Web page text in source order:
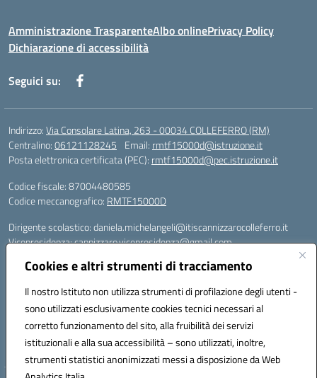
Cookies e altri strumenti di tracciamento
Il nostro Istituto non utilizza strumenti di profilazione degli utenti -
sono utilizzati esclusivamente cookies tecnici necessari al
corretto funzionamento del sito, alla fruibilità dei servizi
istituzionali e alla sua accessibilità – sono utilizzati, inoltre,
strumenti statistici anonimizzati messi a disposizione da Web
Amministrazione TrasparenteAlbo onlinePrivacy Policy
Dichiarazione di accessibilità
Seguici su:
Indirizzo:Via Consolare Latina, 263 - 00034 COLLEFERRO (RM)
Centralino:06121128245 Email: rmtf15000d@istruzione.it
Posta elettronica certificata (PEC): rmtf15000d@pec.istruzione.it
Codice fiscale: 87004480585
Codice meccanografico: RMTF15000D
Dirigente scolastico: daniela.michelangeli@itiscannizzarocolleferro.it
Vicepresidenza: cannizzaro.vicepresidenza@gmail.com
Supporto piattaforme DDI (creazione account e rigenerazione credenziali)
supporto_gsuite@itiscannizzarocolleferro.it
Microsoft Office 365 (Teams):
supporto_office365@cannizzaro.onmicrosoft.com